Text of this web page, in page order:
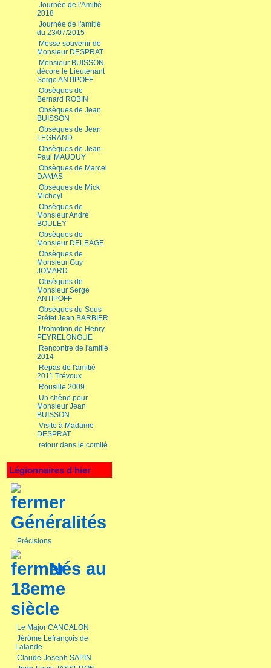
Journée de l'Amitié
2018
Journée de l'amitié
du 23/07/2015
Messe souvenir de
Monsieur DESPRAT
Monsieur BUISSON
décore le Lieutenant
Serge ANTIPOFF
Obsèques de
Bernard ROBIN
Obsèques de Jean
BUISSON
Obsèques de Jean
LEGRAND
Obsèques de Jean-
Paul MAUDUY
Obsèques de Marcel
DAMAS
Obsèques de Mick
Micheyl
Obsèques de
Monsieur André
BOULEY
Obsèques de
Monsieur DELEAGE
Obsèques de
Monsieur Guy
JOMARD
Obsèques de
Monsieur Serge
ANTIPOFF
Obsèques du Sous-
Préfet Jean BARBIER
Promotion de Henry
PEYRELONGUE
Rencontre de l'amitié
2014
Repas de l'amitié
2011 Trévoux
Rousille 2009
Un chêne pour
Monsieur Jean
BUISSON
Visite à Madame
DESPRAT
retour dans le comité
Légionnaires d hier
Généralités
Précisions
Nés au
18eme
siècle
Le Major CANCALON
Jérôme Lefrançois de
Lalande
Claude-Joseph SAPIN